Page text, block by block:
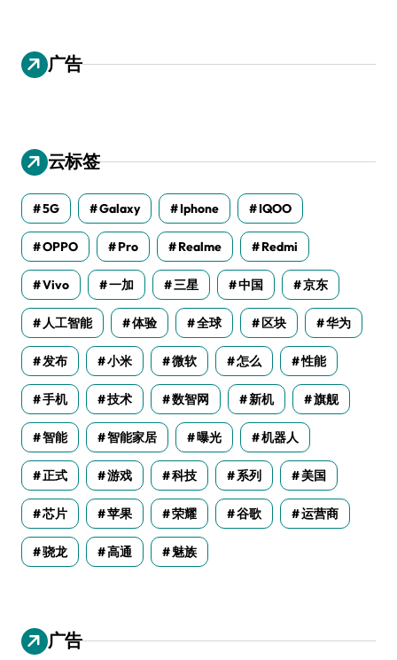
广告
云标签
5G Galaxy Iphone IQOO
OPPO Pro Realme Redmi
Vivo 一加 三星 中国 京东
人工智能 体验 全球 区块 华为
发布 小米 微软 怎么 性能
手机 技术 数智网 新机 旗舰
智能 智能家居 曝光 机器人
正式 游戏 科技 系列 美国
芯片 苹果 荣耀 谷歌 运营商
骁龙 高通 魅族
广告